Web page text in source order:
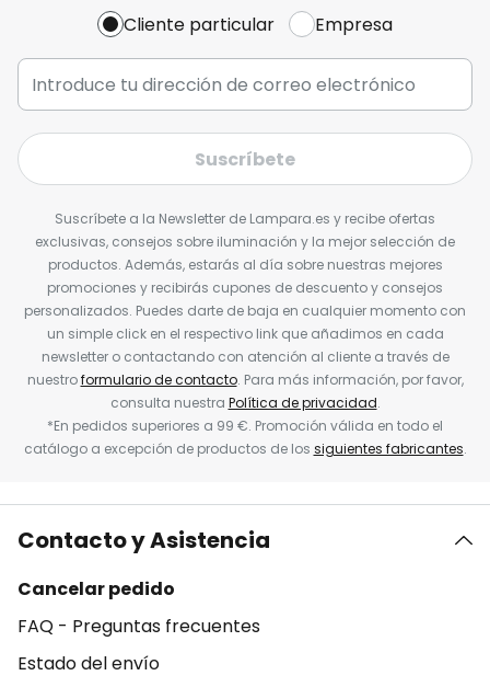
Cliente particular Empresa
Suscríbete
Suscríbete a la Newsletter de Lampara.es y recibe ofertas
exclusivas, consejos sobre iluminación y la mejor selección de
productos. Además, estarás al día sobre nuestras mejores
promociones y recibirás cupones de descuento y consejos
personalizados. Puedes darte de baja en cualquier momento con
un simple click en el respectivo link que añadimos en cada
newsletter o contactando con atención al cliente a través de
nuestroformulario de contacto. Para más información, por favor,
consulta nuestra Política de privacidad.
*En pedidos superiores a 99 €. Promoción válida en todo el
catálogo a excepción de productos de los siguientes fabricantes.
Contacto y Asistencia
Cancelar pedido
FAQ - Preguntas frecuentes
Estado del envío